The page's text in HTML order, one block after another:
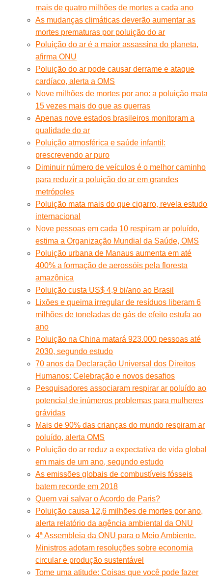
mais de quatro milhões de mortes a cada ano
As mudanças climáticas deverão aumentar as
mortes prematuras por poluição do ar
Poluição do ar é a maior assassina do planeta,
afirma ONU
Poluição do ar pode causar derrame e ataque
cardíaco, alerta a OMS
Nove milhões de mortes por ano: a poluição mata
15 vezes mais do que as guerras
Apenas nove estados brasileiros monitoram a
qualidade do ar
Poluição atmosférica e saúde infantil:
prescrevendo ar puro
Diminuir número de veículos é o melhor caminho
para reduzir a poluição do ar em grandes
metrópoles
Poluição mata mais do que cigarro, revela estudo
internacional
Nove pessoas em cada 10 respiram ar poluído,
estima a Organização Mundial da Saúde, OMS
Poluição urbana de Manaus aumenta em até
400% a formação de aerossóis pela floresta
amazônica
Poluição custa US$ 4,9 bi/ano ao Brasil
Lixões e queima irregular de resíduos liberam 6
milhões de toneladas de gás de efeito estufa ao
ano
Poluição na China matará 923.000 pessoas até
2030, segundo estudo
70 anos da Declaração Universal dos Direitos
Humanos: Celebração e novos desafios
Pesquisadores associaram respirar ar poluído ao
potencial de inúmeros problemas para mulheres
grávidas
Mais de 90% das crianças do mundo respiram ar
poluído, alerta OMS
Poluição do ar reduz a expectativa de vida global
em mais de um ano, segundo estudo
As emissões globais de combustíveis fósseis
batem recorde em 2018
Quem vai salvar o Acordo de Paris?
Poluição causa 12,6 milhões de mortes por ano,
alerta relatório da agência ambiental da ONU
4ª Assembleia da ONU para o Meio Ambiente.
Ministros adotam resoluções sobre economia
circular e produção sustentável
Tome uma atitude: Coisas que você pode fazer